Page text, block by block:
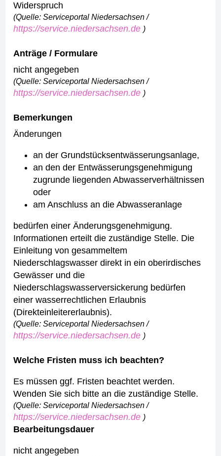
Widerspruch
(Quelle: Serviceportal Niedersachsen /
https://service.niedersachsen.de )
Anträge / Formulare
nicht angegeben
(Quelle: Serviceportal Niedersachsen /
https://service.niedersachsen.de )
Bemerkungen
Änderungen
an der Grundstücksentwässerungsanlage,
an den der Entwässerungsgenehmigung
zugrunde liegenden Abwasserverhältnissen
oder
am Anschluss an die Abwasseranlage
bedürfen einer Änderungsgenehmigung.
Informationen erteilt die zuständige Stelle. Die
Einleitung von gesammeltem
Niederschlagswasser direkt in ein oberirdisches
Gewässer und die
Niederschlagswasserversickerung bedürfen
einer wasserrechtlichen Erlaubnis
(Direkteinleitererlaubnis).
(Quelle: Serviceportal Niedersachsen /
https://service.niedersachsen.de )
Welche Fristen muss ich beachten?
Es müssen ggf. Fristen beachtet werden.
Wenden Sie sich bitte an die zuständige Stelle.
(Quelle: Serviceportal Niedersachsen /
https://service.niedersachsen.de )
Bearbeitungsdauer
nicht angegeben